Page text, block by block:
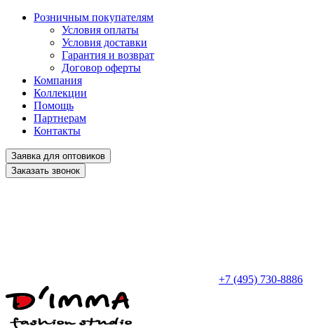
Розничным покупателям
Условия оплаты
Условия доставки
Гарантия и возврат
Договор оферты
Компания
Коллекции
Помощь
Партнерам
Контакты
Заявка для оптовиков
Заказать звонок
+7 (495) 730-8886